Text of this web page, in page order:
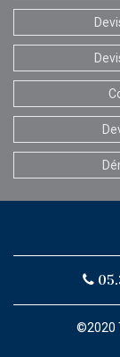
©2020